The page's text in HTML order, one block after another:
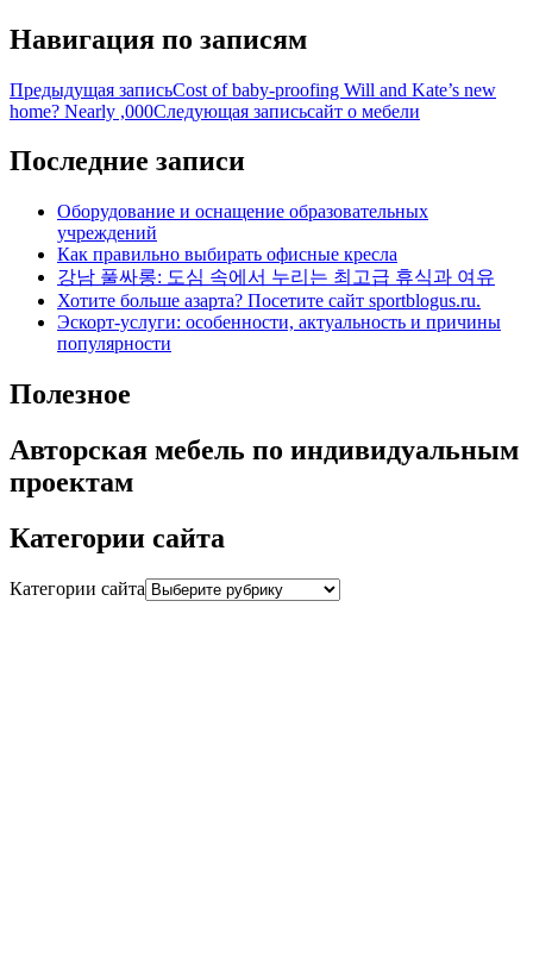
Навигация по записям
Предыдущая записьCost of baby-proofing Will and Kate’s new
home? Nearly ,000Следующая записьсайт о мебели
Последние записи
Оборудование и оснащение образовательных
учреждений
Как правильно выбирать офисные кресла
강남 풀싸롱: 도심 속에서 누리는 최고급 휴식과 여유
Хотите больше азарта? Посетите сайт sportblogus.ru.
Эскорт-услуги: особенности, актуальность и причины
популярности
Полезное
Авторская мебель по индивидуальным
проектам
Категории сайта
Категории сайта